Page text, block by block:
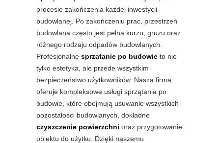
procesie zakończenia każdej inwestycji
budowlanej. Po zakończeniu prac, przestrzeń
budowlana często jest pełna kurzu, gruzu oraz
różnego rodzaju odpadów budowlanych.
Profesjonalne sprzątanie po budowie to nie
tylko estetyka, ale przede wszystkim
bezpieczeństwo użytkowników. Nasza firma
oferuje kompleksowe usługi sprzątania po
budowie, które obejmują usuwanie wszystkich
pozostałości budowlanych, dokładne
czyszczenie powierzchni oraz przygotowanie
obiektu do użytku. Dzięki naszemu